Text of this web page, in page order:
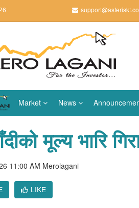
Market News
मूल्य भारि
11:00 AM Merolagani
LIKE